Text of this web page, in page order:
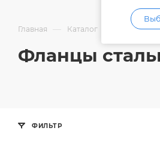
Главная — Каталог Трубы и
Фланцы
ФИЛЬТР